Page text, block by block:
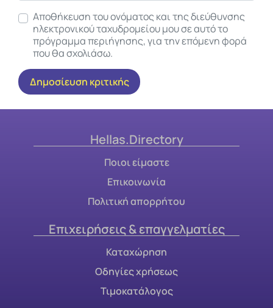
Αποθήκευση του ονόματος και της διεύθυνσης
ηλεκτρονικού ταχυδρομείου μου σε αυτό το
πρόγραμμα περιήγησης, για την επόμενη φορά
που θα σχολιάσω.
Hellas.Directory
Ποιοι είμαστε
Επικοινωνία
Πολιτική απορρήτου
Επιχειρήσεις & επαγγελματίες
Καταχώρηση
Οδηγίες χρήσεως
Τιμοκατάλογος